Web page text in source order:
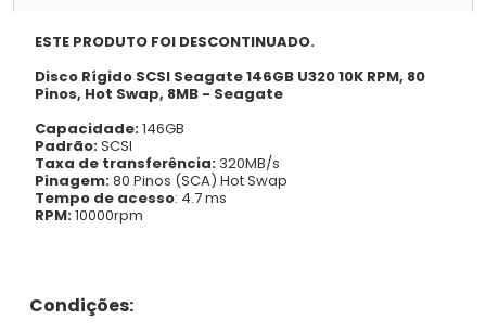
ESTE PRODUTO FOI DESCONTINUADO.
Disco Rígido SCSI Seagate 146GB U320 10K RPM, 80
Pinos, Hot Swap, 8MB - Seagate
Capacidade:146GB
Padrão:SCSI
Taxa de transferência: 320MB/s
Pinagem:80 Pinos (SCA) Hot Swap
Tempo de acesso: 4.7 ms
RPM:10000rpm
Condições: